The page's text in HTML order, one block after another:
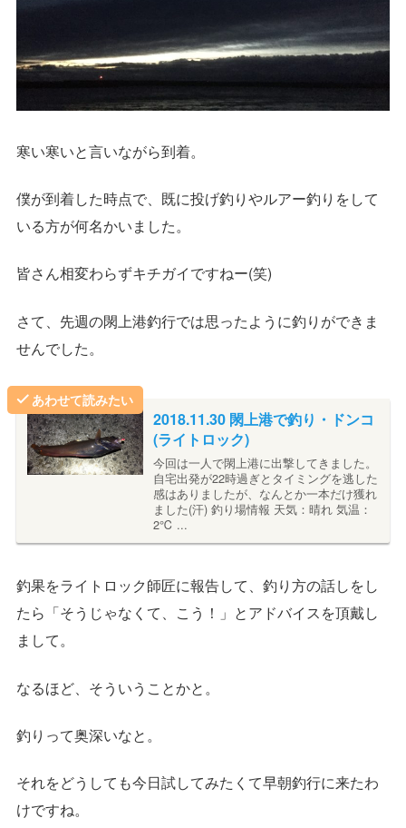
寒い寒いと言いながら到着。
僕が到着した時点で、既に投げ釣りやルアー釣りをして
いる方が何名かいました。
皆さん相変わらずキチガイですねー(笑)
さて、先週の閖上港釣行では思ったように釣りができま
せんでした。
あわせて読みたい
2018.11.30 閖上港で釣り・ドンコ
(ライトロック)
今回は一人で閖上港に出撃してきました。
自宅出発が22時過ぎとタイミングを逃した
感はありましたが、なんとか一本だけ獲れ
ました(汗) 釣り場情報 天気：晴れ 気温：
2℃ ...
釣果をライトロック師匠に報告して、釣り方の話しをし
たら「そうじゃなくて、こう！」とアドバイスを頂戴し
まして。
なるほど、そういうことかと。
釣りって奥深いなと。
それをどうしても今日試してみたくて早朝釣行に来たわ
けですね。